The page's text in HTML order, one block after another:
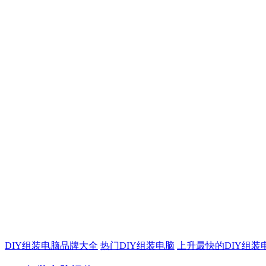
DIY组装电脑品牌大全 热门DIY组装电脑 上升最快的DIY组装